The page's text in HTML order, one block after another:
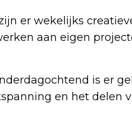
er wekelijks
aan eigen
is er
en het delen